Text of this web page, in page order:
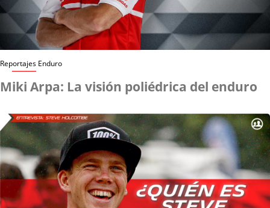
Reportajes Enduro
Miki Arpa: La visión poliédrica del enduro